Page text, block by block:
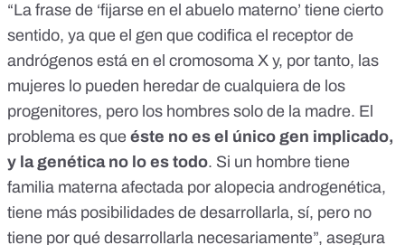
“La frase de ‘fijarse en el abuelo materno’ tiene cierto
sentido, ya que el gen que codifica el receptor de
andrógenos está en el cromosoma X y, por tanto, las
mujeres lo pueden heredar de cualquiera de los
progenitores, pero los hombres solo de la madre. El
problema es que éste no es el único gen implicado,
y la genética no lo es todo. Si un hombre tiene
familia materna afectada por alopecia androgenética,
tiene más posibilidades de desarrollarla, sí, pero no
tiene por qué desarrollarla necesariamente”, asegura